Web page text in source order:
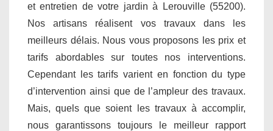
et entretien de votre jardin à Lerouville (55200).
Nos artisans réalisent vos travaux dans les
meilleurs délais. Nous vous proposons les prix et
tarifs abordables sur toutes nos interventions.
Cependant les tarifs varient en fonction du type
d’intervention ainsi que de l’ampleur des travaux.
Mais, quels que soient les travaux à accomplir,
nous garantissons toujours le meilleur rapport